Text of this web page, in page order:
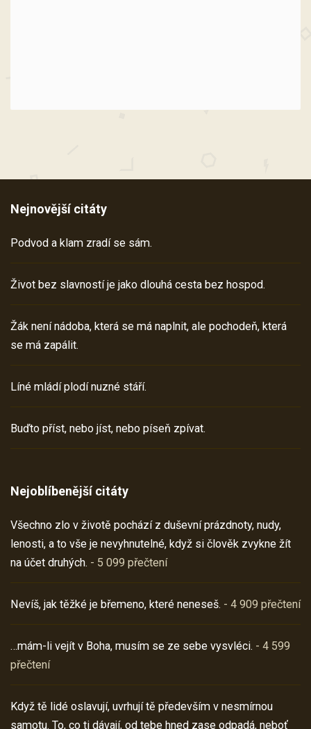
Nejnovější citáty
Podvod a klam zradí se sám.
Život bez slavností je jako dlouhá cesta bez hospod.
Žák není nádoba, která se má naplnit, ale pochodeň, která
se má zapálit.
Líné mládí plodí nuzné stáří.
Buďto příst, nebo jíst, nebo píseň zpívat.
Nejoblíbenější citáty
Všechno zlo v životě pochází z duševní prázdnoty, nudy,
lenosti, a to vše je nevyhnutelné, když si člověk zvykne žít
na účet druhých. - 5 099 přečtení
Nevíš, jak těžké je břemeno, které neneseš. - 4 909 přečtení
…mám-li vejít v Boha, musím se ze sebe vysvléci. - 4 599
přečtení
Když tě lidé oslavují, uvrhují tě především v nesmírnou
samotu. To, co ti dávají, od tebe hned zase odpadá, neboť